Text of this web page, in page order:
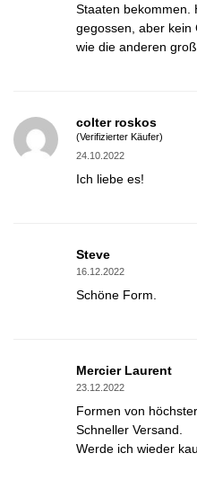
Staaten bekommen.
gegossen, aber kein
wie die anderen groß
colter roskos
(Verifizierter Käufer)
24.10.2022
Ich liebe es!
Steve
16.12.2022
Schöne Form.
Mercier Laurent
23.12.2022
Formen von
Schneller Versand.
Werde ich wieder